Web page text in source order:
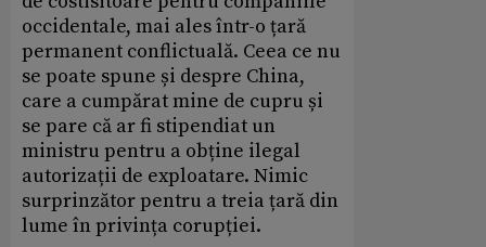
occidentale, mai ales într-o țară
permanent conflictuală. Ceea ce nu
se poate spune și despre China,
care a cumpărat mine de cupru și
se pare că ar fi stipendiat un
ministru pentru a obține ilegal
autorizații de exploatare. Nimic
surprinzător pentru a treia țară din
lume în privința corupției.